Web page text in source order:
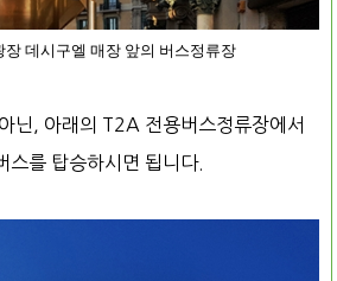
데시구엘 매장 앞의 버스정류장
닌, 아래의 T2A 전용버스정류장에서
스를 탑승하시면 됩니다.